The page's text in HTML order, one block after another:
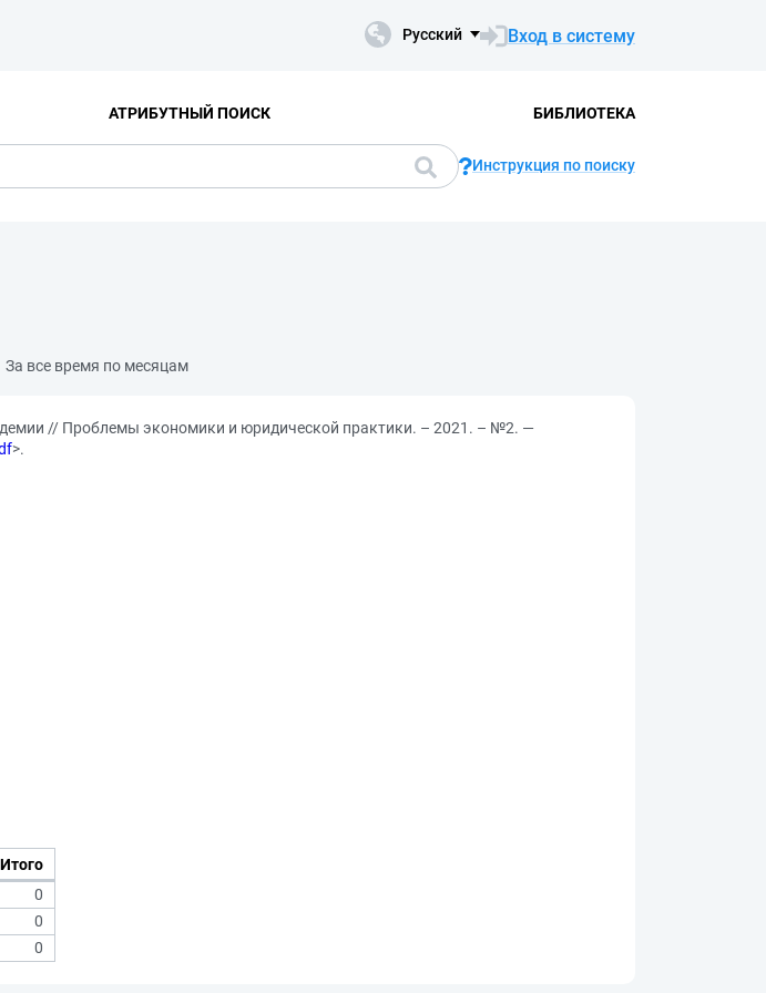
Русский Вход в систему
АТРИБУТНЫЙ ПОИСК БИБЛИОТЕКА
Инструкция по поиску
За все время по месяцам
// Проблемы экономики и юридической практики. – 2021. – №2. —
>.
Итого
0
0
0